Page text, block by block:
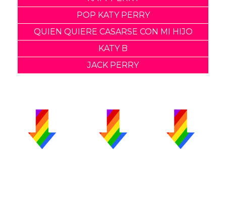
POP KATY PERRY
QUIEN QUIERE CASARSE CON MI HIJO
KATY B
JACK PERRY